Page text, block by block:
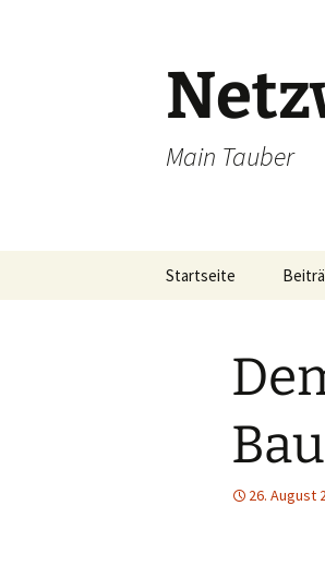
Main Tauber
Startseite
26. August